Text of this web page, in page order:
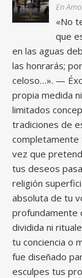
En
«No
que
en las aguas
las honrarás;
celoso…». —
propia medida
limitados
tradiciones de
completamente
vez que
tus deseos
religión
absoluta de tu
profundamente
dividida ni
tu conciencia o
fue diseñado
esculpes tus